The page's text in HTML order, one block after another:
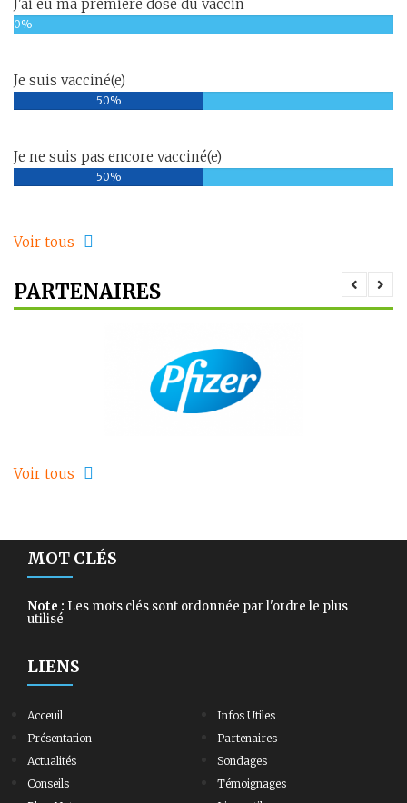
J'ai eu ma première dose du vaccin
0%
Je suis vacciné(e)
50%
Je ne suis pas encore vacciné(e)
50%
Voir tous
PARTENAIRES
Voir tous
MOT CLÉS
Note : Les mots clés sont ordonnée par l'ordre le plus
utilisé
LIENS
Acceuil
Présentation
Actualités
Conseils
Infos Utiles
Partenaires
Sondages
Témoignages